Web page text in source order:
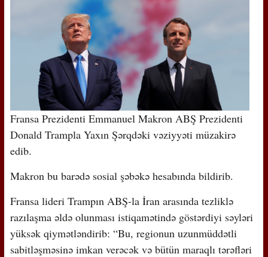
Fransa Prezidenti Emmanuel Makron ABŞ Prezidenti
Donald Trampla Yaxın Şərqdəki vəziyyəti müzakirə
edib.
Makron bu barədə sosial şəbəkə hesabında bildirib.
Fransa lideri Trampın ABŞ-la İran arasında tezliklə
razılaşma əldə olunması istiqamətində göstərdiyi səyləri
yüksək qiymətləndirib: “Bu, regionun uzunmüddətli
sabitləşməsinə imkan verəcək və bütün maraqlı tərəfləri